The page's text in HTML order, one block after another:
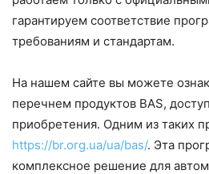
гарантируем соответствие
требованиям и стандартам.
На нашем сайте вы можете
перечнем продуктов BAS,
приобретения. Одним из таких
https://br.org.ua/ua/bas/. Эта
комплексное решение для